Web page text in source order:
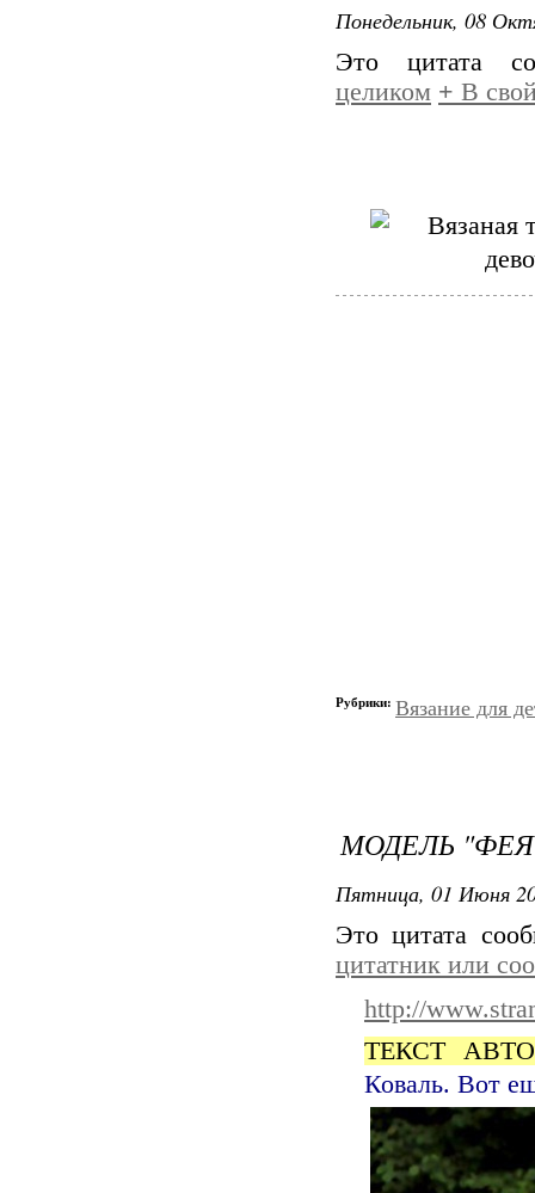
Понедельник, 08
Это цитата
целиком + В
Рубрики: Вязание для
МОДЕЛЬ
Пятница, 01 Июня
Это цитата
цитатник или
http://
ТЕКСТ
Коваль. Вот